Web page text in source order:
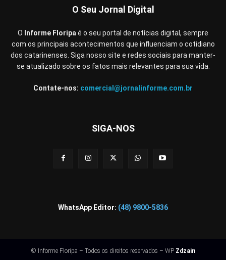
O Seu Jornal Digital
O Informe Floripaé o seu portal de notícias digital, sempre
com os principais acontecimentos que influenciam o cotidiano
dos catarinenses. Siga nosso site e redes sociais para manter-
se atualizado sobre os fatos mais relevantes para sua vida.
Contate-nos: comercial@jornalinforme.com.br
SIGA-NOS
WhatsApp Editor: (48) 9800-5836
© Informe Floripa – Todos os direitos reservados – WP Zdzain